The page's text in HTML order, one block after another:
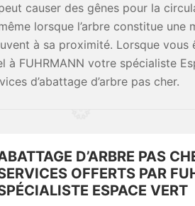
causer des gênes pour la
lorsque l’arbre constitue une
à sa proximité. Lorsque
à FUHRMANN votre spécialiste
d’abattage d’arbre pas cher.
D’ARBRE PAS
OFFERTS PAR
ESPACE VERT